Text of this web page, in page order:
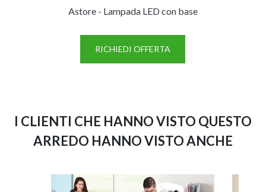
Astore - Lampada LED con base
RICHIEDI OFFERTA
I CLIENTI CHE HANNO VISTO QUESTO
ARREDO HANNO VISTO ANCHE